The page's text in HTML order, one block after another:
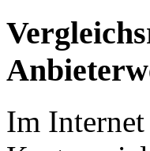
Im Internet